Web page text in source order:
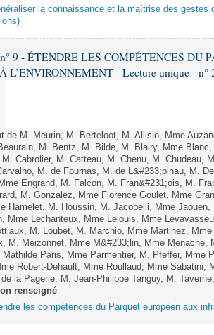
des lois
des lois
sociale
et orales
des débats
la connaissance et la maîtrise des gestes
9 - ÉTENDRE LES COMPÉTENCES DU
L’ENVIRONNEMENT - Lecture unique - n°
de M. Meurin, M. Berteloot, M. Allisio, Mme
M. Bentz, M. Bilde, M. Blairy, Mme
Cabrolier, M. Catteau, M. Chenu, M. Chudeau,
M. de Fournas, M. de L&#233;pinau, M.
Engrand, M. Falcon, M. Fran&#231;ois, M.
M. Gonzalez, Mme Florence Goulet, Mme
Hamelet, M. Houssin, M. Jacobelli, Mme
Mme Lechanteux, Mme Lelouis, Mme
M. Loubet, M. Marchio, Mme Martinez,
M. Meizonnet, Mme M&#233;lin, Mme Menache,
Mathilde Paris, Mme Parmentier, M. Pfeffer, Mme
Robert-Dehault, Mme Roullaud, Mme
de la Pagerie, M. Jean-Philippe Tanguy, M.
renseigné
les compétences du Parquet européen aux